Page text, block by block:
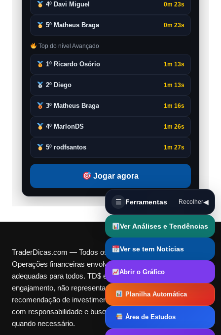
4º Davi Miguel 0m 23s
5º Matheus Braga 0m 23s
Top do nível Avançado
1º Ricardo Osório 1m 13s
2º Diego 1m 13s
3º Matheus Braga 1m 16s
4º MarlonDS 1m 26s
5º rodfsantos 1m 27s
Jogar agora
TraderDicas.com — Todos os direitos reservados.
Operações financeiras envolvem riscos e podem não ser
adequadas para todos. TD$ e Cotas são pontos digitais de
engajamento, não representam dinheiro real nem
recomendação de investimento. Utilize nossas ferramentas
com responsabilidade e busque orientação independente
quando necessário.
☰ Ferramentas Recolher◀
Ver Análises e Tendências
Ver se tem Notícias
Abrir o Gráfico
Planilha Automática
Área de Estudos